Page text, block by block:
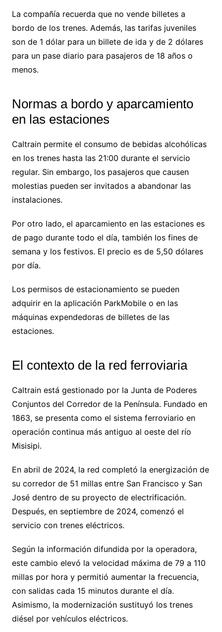
La compañía recuerda que no vende billetes a
bordo de los trenes. Además, las tarifas juveniles
son de 1 dólar para un billete de ida y de 2 dólares
para un pase diario para pasajeros de 18 años o
menos.
Normas a bordo y aparcamiento
en las estaciones
Caltrain permite el consumo de bebidas alcohólicas
en los trenes hasta las 21:00 durante el servicio
regular. Sin embargo, los pasajeros que causen
molestias pueden ser invitados a abandonar las
instalaciones.
Por otro lado, el aparcamiento en las estaciones es
de pago durante todo el día, también los fines de
semana y los festivos. El precio es de 5,50 dólares
por día.
Los permisos de estacionamiento se pueden
adquirir en la aplicación ParkMobile o en las
máquinas expendedoras de billetes de las
estaciones.
El contexto de la red ferroviaria
Caltrain está gestionado por la Junta de Poderes
Conjuntos del Corredor de la Península. Fundado en
1863, se presenta como el sistema ferroviario en
operación continua más antiguo al oeste del río
Misisipi.
En abril de 2024, la red completó la energización de
su corredor de 51 millas entre San Francisco y San
José dentro de su proyecto de electrificación.
Después, en septiembre de 2024, comenzó el
servicio con trenes eléctricos.
Según la información difundida por la operadora,
este cambio elevó la velocidad máxima de 79 a 110
millas por hora y permitió aumentar la frecuencia,
con salidas cada 15 minutos durante el día.
Asimismo, la modernización sustituyó los trenes
diésel por vehículos eléctricos.